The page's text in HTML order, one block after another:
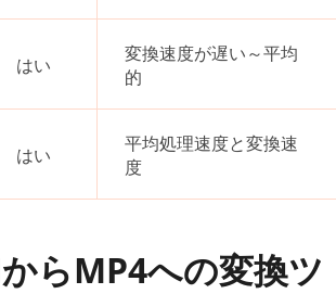
はい
変換速度が遅い～平均
的
はい
平均処理速度と変換速
度
らMP4への変換ツ